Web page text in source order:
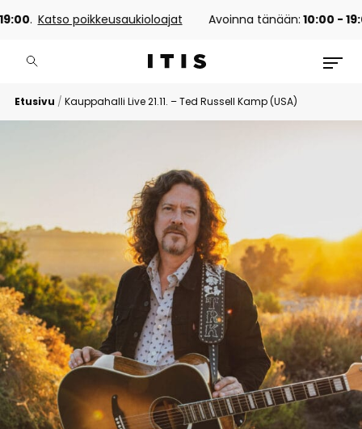
. Katso poikkeusaukioloajat Avoinna tänään:10:00 - 19:00.
Etusivu / Kauppahalli Live 21.11. – Ted Russell Kamp (USA)